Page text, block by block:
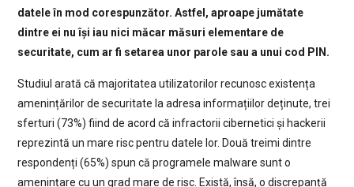
datele în mod corespunzător. Astfel, aproape jumătate
dintre ei nu își iau nici măcar măsuri elementare de
securitate, cum ar fi setarea unor parole sau a unui cod PIN.
Studiul arată că majoritatea utilizatorilor recunosc existența
amenințărilor de securitate la adresa informațiilor deținute, trei
sferturi (73%) fiind de acord că infractorii cibernetici și hackerii
reprezintă un mare risc pentru datele lor. Două treimi dintre
respondenți (65%) spun că programele malware sunt o
amenințare cu un grad mare de risc. Există, însă, o discrepanță